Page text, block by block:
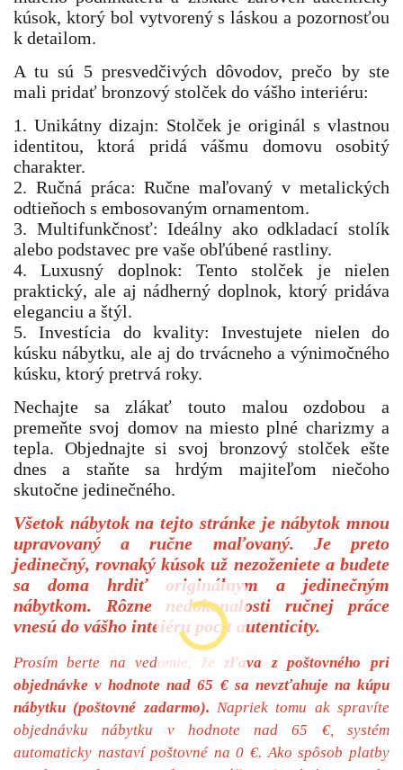
kúsok, ktorý bol vytvorený s láskou a pozornosťou
k detailom.
A tu sú 5 presvedčivých dôvodov, prečo by ste
mali pridať bronzový stolček do vášho interiéru:
1. Unikátny dizajn: Stolček je originál s vlastnou
identitou, ktorá pridá vášmu domovu osobitý
charakter.
2. Ručná práca: Ručne maľovaný v metalických
odtieňoch s embosovaným ornamentom.
3. Multifunkčnosť: Ideálny ako odkladací stolík
alebo podstavec pre vaše obľúbené rastliny.
4. Luxusný doplnok: Tento stolček je nielen
praktický, ale aj nádherný doplnok, ktorý pridáva
eleganciu a štýl.
5. Investícia do kvality: Investujete nielen do
kúsku nábytku, ale aj do trvácneho a výnimočného
kúsku, ktorý pretrvá roky.
Nechajte sa zlákať touto malou ozdobou a
premeňte svoj domov na miesto plné charizmy a
tepla. Objednajte si svoj bronzový stolček ešte
dnes a staňte sa hrdým majiteľom niečoho
skutočne jedinečného.
Všetok nábytok na tejto stránke je nábytok mnou
upravovaný a ručne maľovaný. Je preto
jedinečný, rovnaký kúsok už nezoženiete a budete
sa doma hrdiť originálnym a jedinečným
nábytkom. Rôzne nedokonalosti ručnej práce
vnesú do vášho inteiéru pocit autenticity.
Prosím berte na vedomie, žezľava z poštovného pri
objednávke v hodnote nad 65 € sa nevzťahuje na kúpu
nábytku (poštovné zadarmo). Napriek tomu ak spravíte
objednávku nábytku v hodnote nad 65 €, systém
automaticky nastaví poštovné na 0 €. Ako spôsob platby